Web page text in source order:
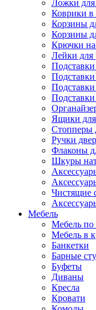
Ложки для
Коврики
Корзины
Корзины
Крючки
Лейки для
Подставки
Подставки
Ящики
Стопперы
Ручки
Флаконы
Шкуры
Чистящие
Мебель
Мебель по
Мебель в
Банкетки
Барные
Буфеты
Диваны
Кресла
Кровати